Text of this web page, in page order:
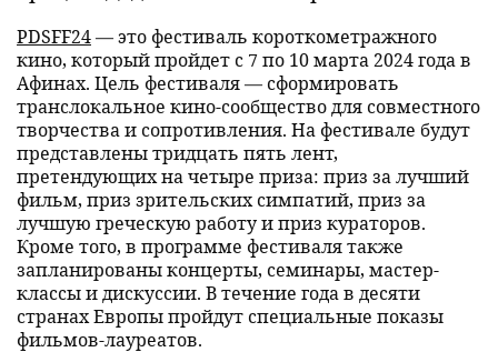
PDSFF24— это фестиваль короткометражного
кино, который пройдет с 7 по 10 марта 2024 года в
Афинах. Цель фестиваля — сформировать
транслокальное кино-сообщество для совместного
творчества и сопротивления. На фестивале будут
представлены тридцать пять лент,
претендующих на четыре приза: приз за лучший
фильм, приз зрительских симпатий, приз за
лучшую греческую работу и приз кураторов.
Кроме того, в программе фестиваля также
запланированы концерты, семинары, мастер-
классы и дискуссии. В течение года в десяти
странах Европы пройдут специальные показы
фильмов-лауреатов.